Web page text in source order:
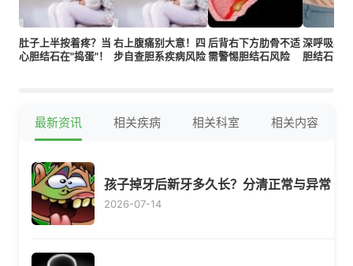
肚子上半按着疼？当
心胆结石在"捣蛋"！
右上腹痛别大意！四
步自查胆系疾病风险
后背右下方肋骨不适
需警惕胆结石风险
深呼吸右
胆结石？
最新资讯 相关疾病 相关科室 相关内容
孩子掉牙后新牙多久长？分清正常与异常
2026-07-14